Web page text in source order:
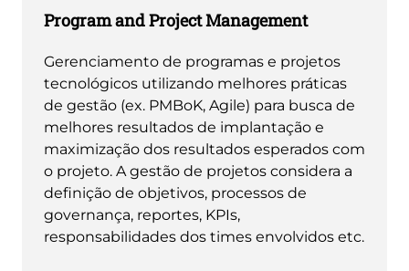
Program and Project Management
Gerenciamento de programas e projetos
tecnológicos utilizando melhores práticas
de gestão (ex. PMBoK, Agile) para busca de
melhores resultados de implantação e
maximização dos resultados esperados com
o projeto. A gestão de projetos considera a
definição de objetivos, processos de
governança, reportes, KPIs,
responsabilidades dos times envolvidos etc.